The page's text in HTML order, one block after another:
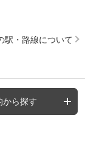
駅・路線について
から探す